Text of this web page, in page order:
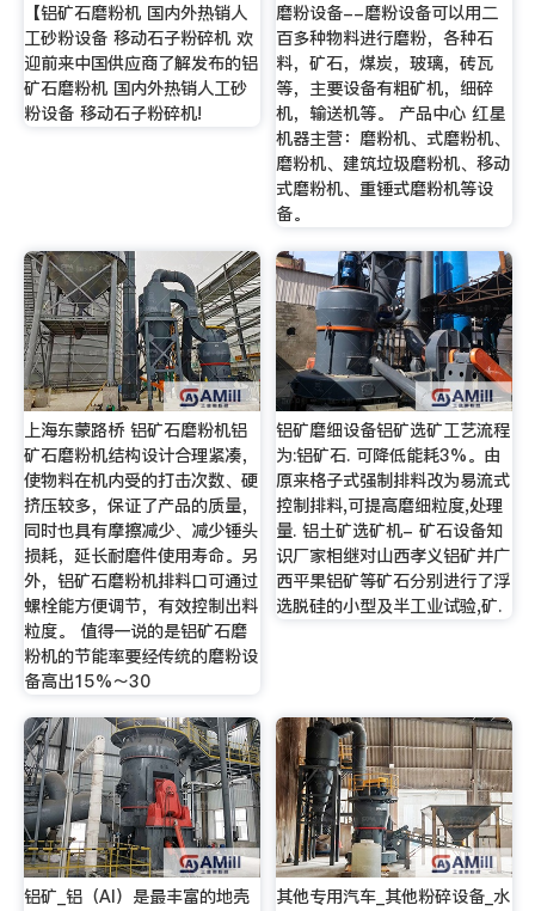
【铝矿石磨粉机 国内外热销人
工砂粉设备 移动石子粉碎机 欢
迎前来中国供应商了解发布的铝
矿石磨粉机 国内外热销人工砂
粉设备 移动石子粉碎机!
磨粉设备--磨粉设备可以用二
百多种物料进行磨粉，各种石
料，矿石，煤炭，玻璃，砖瓦
等，主要设备有粗矿机，细碎
机，输送机等。 产品中心 红星
机器主营：磨粉机、式磨粉机、
磨粉机、建筑垃圾磨粉机、移动
式磨粉机、重锤式磨粉机等设
备。
上海东蒙路桥 铝矿石磨粉机铝
矿石磨粉机结构设计合理紧凑，
使物料在机内受的打击次数、硬
挤压较多，保证了产品的质量，
同时也具有摩擦减少、减少锤头
损耗，延长耐磨件使用寿命。另
外，铝矿石磨粉机排料口可通过
螺栓能方便调节，有效控制出料
粒度。 值得一说的是铝矿石磨
粉机的节能率要经传统的磨粉设
备高出15%～30
铝矿磨细设备铝矿选矿工艺流程
为:铝矿石. 可降低能耗3%。由
原来格子式强制排料改为易流式
控制排料,可提高磨细粒度,处理
量. 铝土矿选矿机- 矿石设备知
识厂家相继对山西孝义铝矿并广
西平果铝矿等矿石分别进行了浮
选脱硅的小型及半工业试验,矿.
铝矿_铝（Al）是最丰富的地壳
其他专用汽车_其他粉碎设备_水